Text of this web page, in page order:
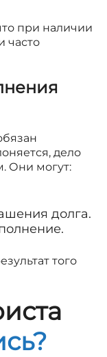
при наличии
часто
дело
Они могут:
долга.
того